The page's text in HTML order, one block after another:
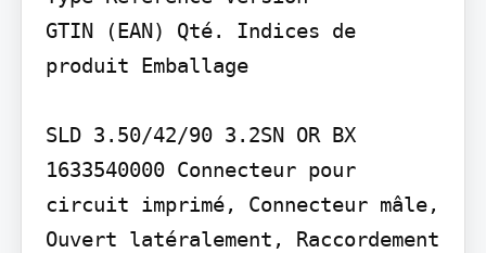
GTIN (EAN) Qté. Indices de
produit Emballage
SLD 3.50/42/90 3.2SN OR BX
1633540000 Connecteur pour
circuit imprimé, Connecteur mâle,
Ouvert latéralement, Raccordement